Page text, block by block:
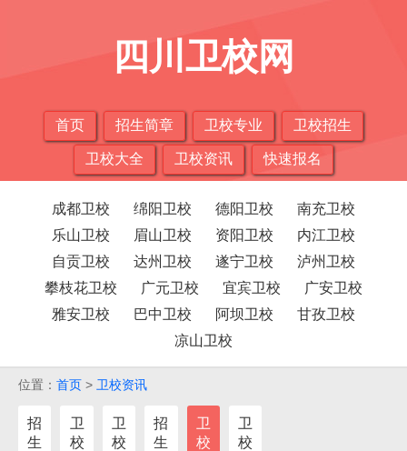
四川卫校网
首页 招生简章 卫校专业 卫校招生
卫校大全 卫校资讯 快速报名
成都卫校 绵阳卫校 德阳卫校
南充卫校
乐山卫校
眉山卫校 资阳卫校
内江卫校
自贡卫校
达州卫校 遂宁卫校
泸州卫校
攀枝花卫校
广元卫校 宜宾卫校
广安卫校
雅安卫校
巴中卫校 阿坝卫校
甘孜卫校
凉山卫校
位置： 首页 > 卫校资讯
招
生
卫
校
卫
校
招
生
卫
校
卫
校